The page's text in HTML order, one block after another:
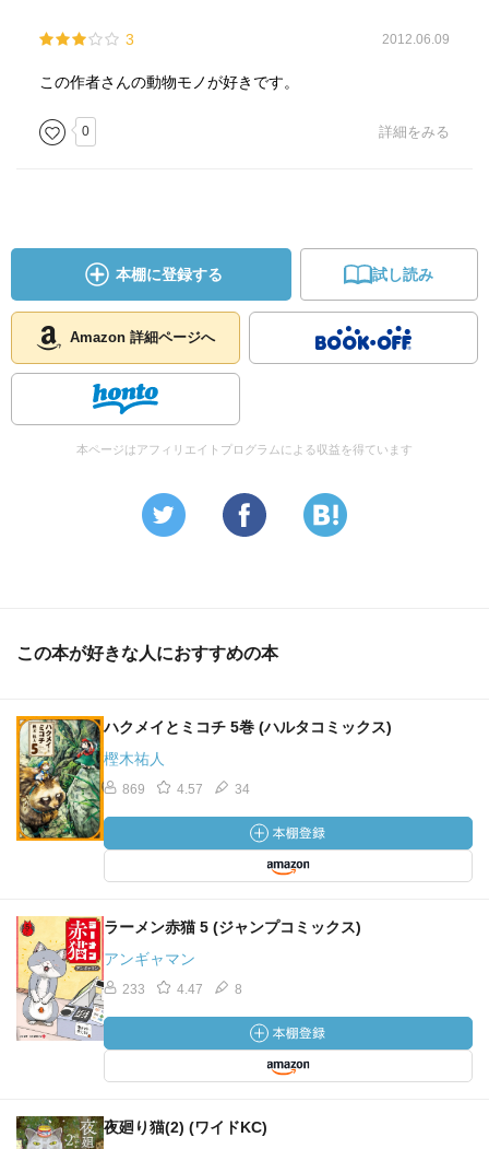
3 2012.06.09
この作者さんの動物モノが好きです。
0 詳細をみる
本棚に登録する 試し読み
Amazon 詳細ページへ
本ページはアフィリエイトプログラムによる収益を得ています
この本が好きな人におすすめの本
ハクメイとミコチ 5巻 (ハルタコミックス)
樫木祐人
869 4.57 34
ラーメン赤猫 5 (ジャンプコミックス)
アンギャマン
233 4.47 8
夜廻り猫(2) (ワイドKC)